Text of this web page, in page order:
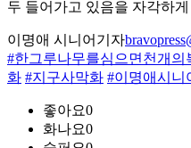
두 들어가고 있음을 자각하
이명애 시니어기자
#한그루나무를심으면천개의
화 #지구사막화 #이명애시니
좋아요0
화나요0